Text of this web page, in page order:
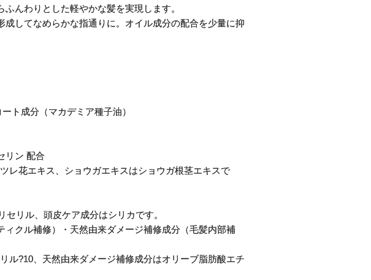
んわりとした軽やかな髪を実現します。
してなめらかな指通りに。オイル成分の配合を少量に抑
ト成分（マカデミア種子油）
リン 配合
レ花エキス、ショウガエキスはショウガ根茎エキスで
リル、頭皮ケア成分はシリカです。
クル補修）・天然由来ダメージ補修成分（毛髪内部補
ル?10、天然由来ダメージ補修成分はオリーブ脂肪酸エチ